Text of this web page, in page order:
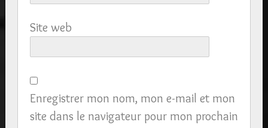
Site web
Enregistrer mon nom, mon e-mail et mon
site dans le navigateur pour mon prochain